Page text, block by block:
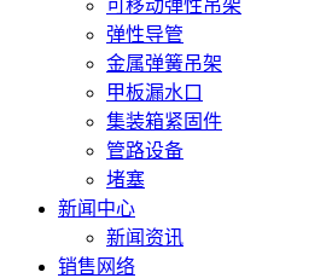
可移动弹性吊架
弹性导管
金属弹簧吊架
甲板漏水口
集装箱紧固件
管路设备
堵塞
新闻中心
新闻资讯
销售网络